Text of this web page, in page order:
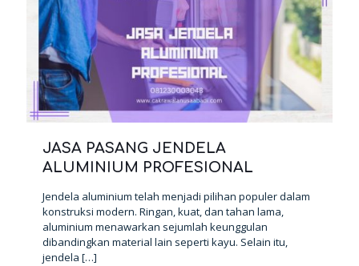
JASA PASANG JENDELA
ALUMINIUM PROFESIONAL
Jendela aluminium telah menjadi pilihan populer dalam
konstruksi modern. Ringan, kuat, dan tahan lama,
aluminium menawarkan sejumlah keunggulan
dibandingkan material lain seperti kayu. Selain itu,
jendela […]